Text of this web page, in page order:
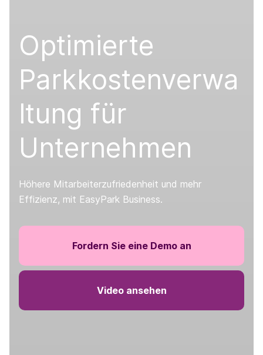
Optimierte
Parkkostenverwa
ltung für
Unternehmen
Höhere Mitarbeiterzufriedenheit und mehr
Effizienz, mit EasyPark Business.
Fordern Sie eine Demo an
Video ansehen